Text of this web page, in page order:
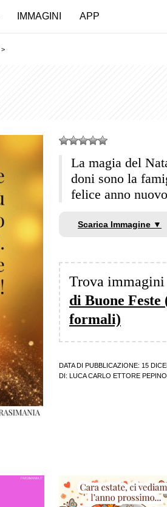
IMMAGINI APP
>
La magia del
doni sono la
felice anno
Scarica Immagine ▼
Trova
di Buone
formali)
DATA DI PUBBLICAZIONE: 15
DI:
LUCA CARLO ETTORE PEPINO